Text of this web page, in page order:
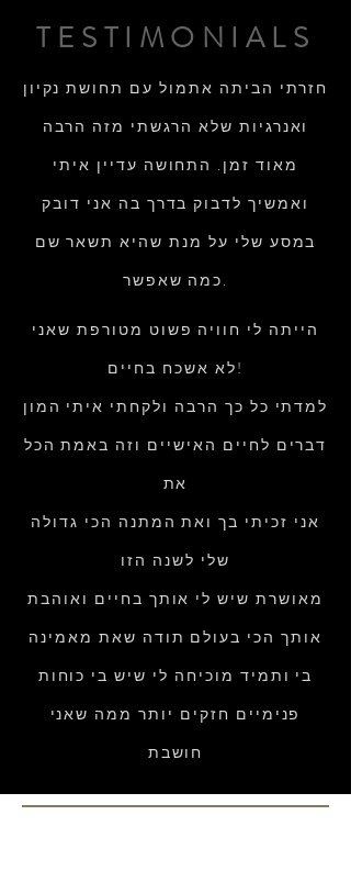
TESTIMONIALS
חזרתי הביתה אתמול עם תחושת נקיון
ואנרגיות שלא הרגשתי מזה הרבה
מאוד זמן. התחושה עדיין איתי
ואמשיך לדבוק בדרך בה אני דובק
במסע שלי על מנת שהיא תשאר שם
כמה שאפשר.
הייתה לי חוויה פשוט מטורפת שאני
לא אשכח בחיים!
למדתי כל כך הרבה ולקחתי איתי המון
דברים לחיים האישיים וזה באמת הכל
את
אני זכיתי בך ואת המתנה הכי גדולה
שלי לשנה הזו
מאושרת שיש לי אותך בחיים ואוהבת
אותך הכי בעולם תודה שאת מאמינה
בי ותמיד מוכיחה לי שיש בי כוחות
פנימיים חזקים יותר ממה שאני
חושבת